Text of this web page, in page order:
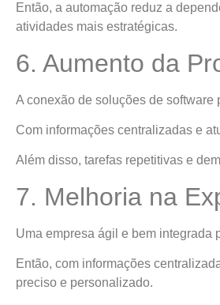
Então, a automação reduz a
atividades mais estratégicas.
6. Aumento da
A conexão de soluções de
Com informações centralizadas e
Além disso, tarefas repetitivas e
7. Melhoria na
Uma empresa ágil e bem integrada
Então, com informações
preciso e personalizado.